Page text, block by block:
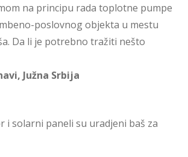
na principu rada toplotne pumpe
poslovnog objekta u mestu
Da li je potrebno tražiti nešto
Južna Srbija
i solarni paneli su uradjeni baš za